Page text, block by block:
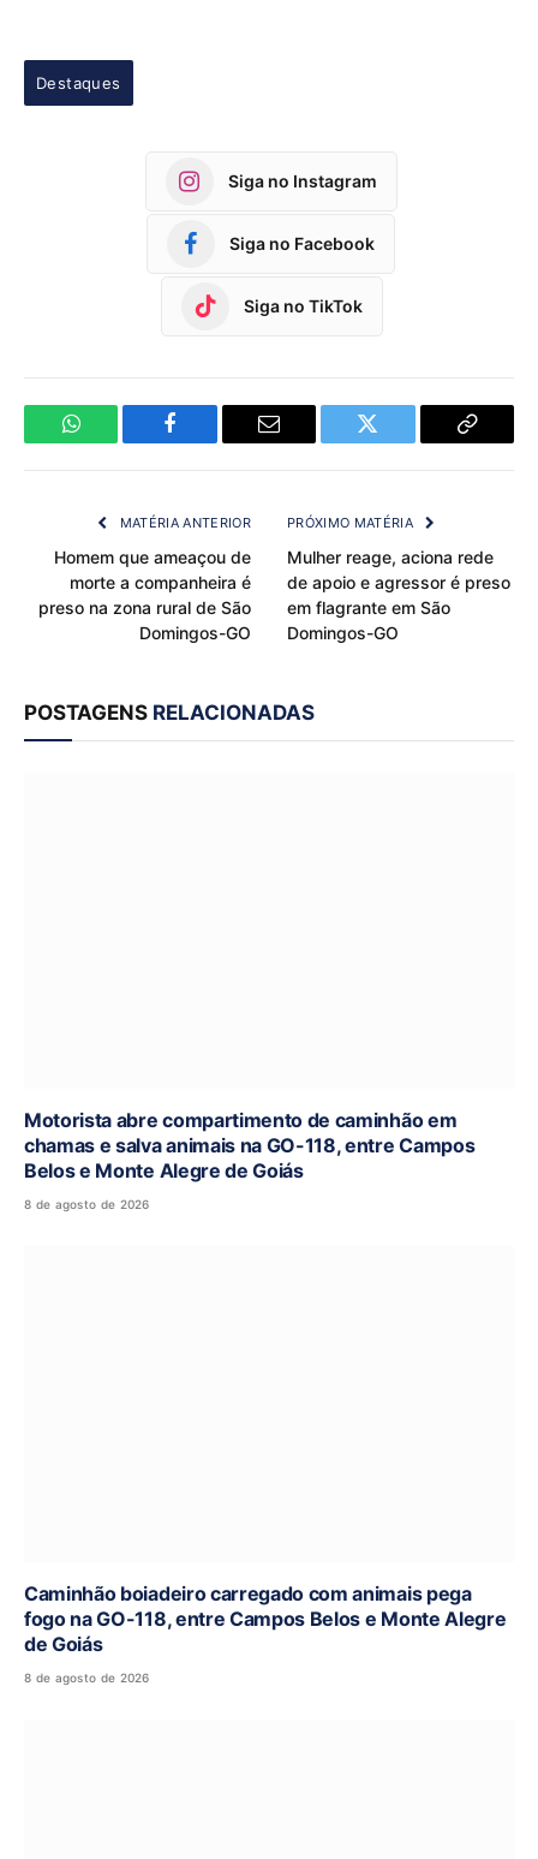
Destaques
Siga no Instagram
Siga no Facebook
Siga no TikTok
WhatsApp Facebook Email Twitter
Copy
MATÉRIA ANTERIOR
Homem que ameaçou de
morte a companheira é
preso na zona rural de São
Domingos-GO
PRÓXIMO MATÉRIA
Mulher reage, aciona rede
de apoio e agressor é preso
em flagrante em São
Domingos-GO
POSTAGENS RELACIONADAS
Motorista abre compartimento de caminhão em
chamas e salva animais na GO-118, entre Campos
Belos e Monte Alegre de Goiás
8 de agosto de 2026
Caminhão boiadeiro carregado com animais pega
fogo na GO-118, entre Campos Belos e Monte Alegre
de Goiás
8 de agosto de 2026